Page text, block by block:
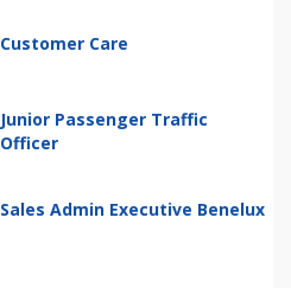
Customer Care
Junior Passenger Traffic
Officer
Sales Admin Executive Benelux